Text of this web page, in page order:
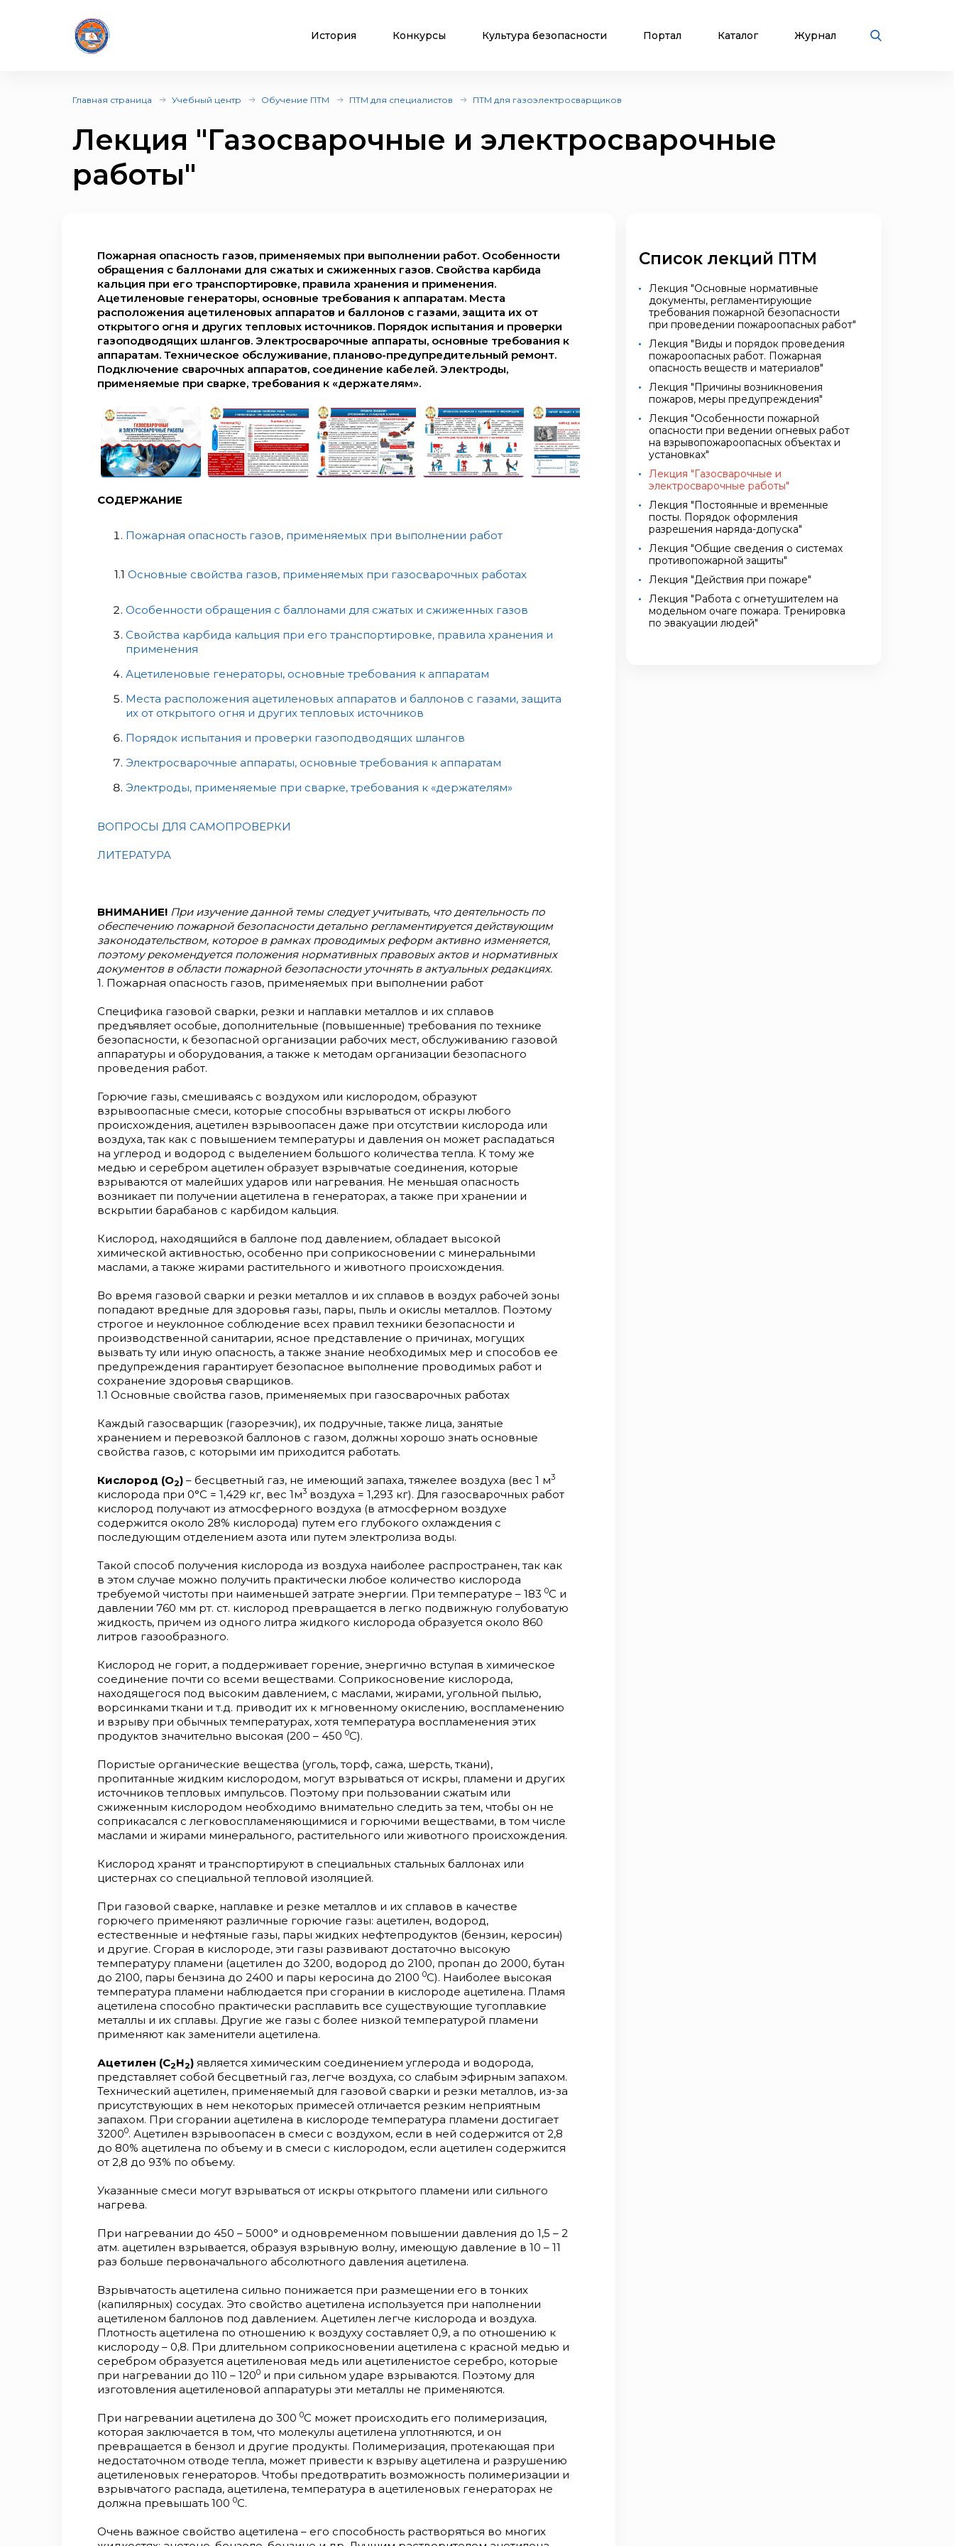
История Конкурсы Культура безопасности Портал Каталог Журнал
Главная страница Учебный центр Обучение ПТМ ПТМ для специалистов ПТМ для газоэлектросварщиков
Лекция "Газосварочные и электросварочные
работы"
Пожарная опасность газов, применяемых при выполнении работ. Особенности
обращения с баллонами для сжатых и сжиженных газов. Свойства карбида
кальция при его транспортировке, правила хранения и применения.
Ацетиленовые генераторы, основные требования к аппаратам. Места
расположения ацетиленовых аппаратов и баллонов с газами, защита их от
открытого огня и других тепловых источников. Порядок испытания и проверки
газоподводящих шлангов. Электросварочные аппараты, основные требования к
аппаратам. Техническое обслуживание, планово-предупредительный ремонт.
Подключение сварочных аппаратов, соединение кабелей. Электроды,
применяемые при сварке, требования к «держателям».
СОДЕРЖАНИЕ
Пожарная опасность газов, применяемых при выполнении работ
1.1 Основные свойства газов, применяемых при газосварочных работах
Особенности обращения с баллонами для сжатых и сжиженных газов
Свойства карбида кальция при его транспортировке, правила хранения и
применения
Ацетиленовые генераторы, основные требования к аппаратам
Места расположения ацетиленовых аппаратов и баллонов с газами, защита
их от открытого огня и других тепловых источников
Порядок испытания и проверки газоподводящих шлангов
Электросварочные аппараты, основные требования к аппаратам
Электроды, применяемые при сварке, требования к «держателям»
ВОПРОСЫ ДЛЯ САМОПРОВЕРКИ
ЛИТЕРАТУРА
ВНИМАНИЕ! При изучение данной темы следует учитывать, что деятельность по
обеспечению пожарной безопасности детально регламентируется действующим
законодательством, которое в рамках проводимых реформ активно изменяется,
поэтому рекомендуется положения нормативных правовых актов и нормативных
документов в области пожарной безопасности уточнять в актуальных редакциях.
1. Пожарная опасность газов, применяемых при выполнении работ
Специфика газовой сварки, резки и наплавки металлов и их сплавов
предъявляет особые, дополнительные (повышенные) требования по технике
безопасности, к безопасной организации рабочих мест, обслуживанию газовой
аппаратуры и оборудования, а также к методам организации безопасного
проведения работ.
Горючие газы, смешиваясь с воздухом или кислородом, образуют
взрывоопасные смеси, которые способны взрываться от искры любого
происхождения, ацетилен взрывоопасен даже при отсутствии кислорода или
воздуха, так как с повышением температуры и давления он может распадаться
на углерод и водород с выделением большого количества тепла. К тому же
медью и серебром ацетилен образует взрывчатые соединения, которые
взрываются от малейших ударов или нагревания. Не меньшая опасность
возникает пи получении ацетилена в генераторах, а также при хранении и
вскрытии барабанов с карбидом кальция.
Кислород, находящийся в баллоне под давлением, обладает высокой
химической активностью, особенно при соприкосновении с минеральными
маслами, а также жирами растительного и животного происхождения.
Во время газовой сварки и резки металлов и их сплавов в воздух рабочей зоны
попадают вредные для здоровья газы, пары, пыль и окислы металлов. Поэтому
строгое и неуклонное соблюдение всех правил техники безопасности и
производственной санитарии, ясное представление о причинах, могущих
вызвать ту или иную опасность, а также знание необходимых мер и способов ее
предупреждения гарантирует безопасное выполнение проводимых работ и
сохранение здоровья сварщиков.
1.1 Основные свойства газов, применяемых при газосварочных работах
Каждый газосварщик (газорезчик), их подручные, также лица, занятые
хранением и перевозкой баллонов с газом, должны хорошо знать основные
свойства газов, с которыми им приходится работать.
Кислород (О2) – бесцветный газ, не имеющий запаха, тяжелее воздуха (вес 1 м3
кислорода при 0°С = 1,429 кг, вес 1м3 воздуха = 1,293 кг). Для газосварочных работ
кислород получают из атмосферного воздуха (в атмосферном воздухе
содержится около 28% кислорода) путем его глубокого охлаждения с
последующим отделением азота или путем электролиза воды.
Такой способ получения кислорода из воздуха наиболее распространен, так как
в этом случае можно получить практически любое количество кислорода
требуемой чистоты при наименьшей затрате энергии. При температуре – 183 0С и
давлении 760 мм рт. ст. кислород превращается в легко подвижную голубоватую
жидкость, причем из одного литра жидкого кислорода образуется около 860
литров газообразного.
Кислород не горит, а поддерживает горение, энергично вступая в химическое
соединение почти со всеми веществами. Соприкосновение кислорода,
находящегося под высоким давлением, с маслами, жирами, угольной пылью,
ворсинками ткани и т.д. приводит их к мгновенному окислению, воспламенению
и взрыву при обычных температурах, хотя температура воспламенения этих
продуктов значительно высокая (200 – 450 0С).
Пористые органические вещества (уголь, торф, сажа, шерсть, ткани),
пропитанные жидким кислородом, могут взрываться от искры, пламени и других
источников тепловых импульсов. Поэтому при пользовании сжатым или
сжиженным кислородом необходимо внимательно следить за тем, чтобы он не
соприкасался с легковоспламеняющимися и горючими веществами, в том числе
маслами и жирами минерального, растительного или животного происхождения.
Кислород хранят и транспортируют в специальных стальных баллонах или
цистернах со специальной тепловой изоляцией.
При газовой сварке, наплавке и резке металлов и их сплавов в качестве
горючего применяют различные горючие газы: ацетилен, водород,
естественные и нефтяные газы, пары жидких нефтепродуктов (бензин, керосин)
и другие. Сгорая в кислороде, эти газы развивают достаточно высокую
температуру пламени (ацетилен до 3200, водород до 2100, пропан до 2000, бутан
до 2100, пары бензина до 2400 и пары керосина до 2100 0С). Наиболее высокая
температура пламени наблюдается при сгорании в кислороде ацетилена. Пламя
ацетилена способно практически расплавить все существующие тугоплавкие
металлы и их сплавы. Другие же газы с более низкой температурой пламени
применяют как заменители ацетилена.
Ацетилен (С2Н2) является химическим соединением углерода и водорода,
представляет собой бесцветный газ, легче воздуха, со слабым эфирным запахом.
Технический ацетилен, применяемый для газовой сварки и резки металлов, из-за
присутствующих в нем некоторых примесей отличается резким неприятным
запахом. При сгорании ацетилена в кислороде температура пламени достигает
32000. Ацетилен взрывоопасен в смеси с воздухом, если в ней содержится от 2,8
до 80% ацетилена по объему и в смеси с кислородом, если ацетилен содержится
от 2,8 до 93% по объему.
Указанные смеси могут взрываться от искры открытого пламени или сильного
нагрева.
При нагревании до 450 – 5000° и одновременном повышении давления до 1,5 – 2
атм. ацетилен взрывается, образуя взрывную волну, имеющую давление в 10 – 11
раз больше первоначального абсолютного давления ацетилена.
Взрывчатость ацетилена сильно понижается при размещении его в тонких
(капилярных) сосудах. Это свойство ацетилена используется при наполнении
ацетиленом баллонов под давлением. Ацетилен легче кислорода и воздуха.
Плотность ацетилена по отношению к воздуху составляет 0,9, а по отношению к
кислороду – 0,8. При длительном соприкосновении ацетилена с красной медью и
серебром образуется ацетиленовая медь или ацетиленистое серебро, которые
при нагревании до 110 – 1200 и при сильном ударе взрываются. Поэтому для
изготовления ацетиленовой аппаратуры эти металлы не применяются.
При нагревании ацетилена до 300 0С может происходить его полимеризация,
которая заключается в том, что молекулы ацетилена уплотняются, и он
превращается в бензол и другие продукты. Полимеризация, протекающая при
недостаточном отводе тепла, может привести к взрыву ацетилена и разрушению
ацетиленовых генераторов. Чтобы предотвратить возможность полимеризации и
взрывчатого распада, ацетилена, температура в ацетиленовых генераторах не
должна превышать 100 0С.
Очень важное свойство ацетилена – его способность растворяться во многих
Список лекций ПТМ
Лекция "Основные нормативные
документы, регламентирующие
требования пожарной безопасности
при проведении пожароопасных работ"
Лекция "Виды и порядок проведения
пожароопасных работ. Пожарная
опасность веществ и материалов"
Лекция "Причины возникновения
пожаров, меры предупреждения"
Лекция "Особенности пожарной
опасности при ведении огневых работ
на взрывопожароопасных объектах и
установках"
Лекция "Газосварочные и
электросварочные работы"
Лекция "Постоянные и временные
посты. Порядок оформления
разрешения наряда-допуска"
Лекция "Общие сведения о системах
противопожарной защиты"
Лекция "Действия при пожаре"
Лекция "Работа с огнетушителем на
модельном очаге пожара. Тренировка
по эвакуации людей"